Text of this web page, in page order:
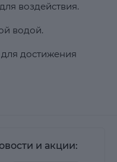
воздействия.
водой.
достижения
и акции: